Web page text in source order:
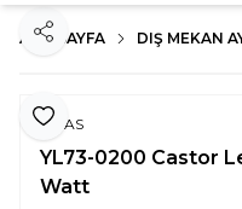
ANA SAYFA DIŞ MEKAN
Favoriye Ekle
Paylaş
NOAS
YL73-0200 Castor
Watt